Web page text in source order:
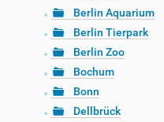
Berlin Aquarium
Berlin Tierpark
Berlin Zoo
Bochum
Bonn
Dellbrück